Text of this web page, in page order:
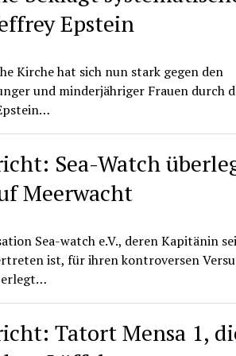
Epstein
Kirche hat sich nun stark gegen den
und minderjähriger Frauen durch
Sea-Watch
Meerwacht
Sea-watch e.V., deren Kapitänin
ist, für ihren kontroversen
Tatort Mensa 1,